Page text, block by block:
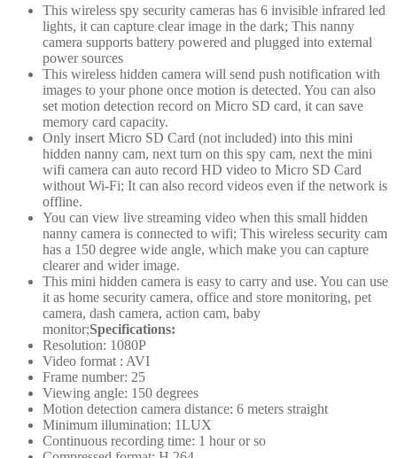
This wireless spy security cameras has 6 invisible infrared led
lights, it can capture clear image in the dark; This nanny
camera supports battery powered and plugged into external
power sources
This wireless hidden camera will send push notification with
images to your phone once motion is detected. You can also
set motion detection record on Micro SD card, it can save
memory card capacity.
Only insert Micro SD Card (not included) into this mini
hidden nanny cam, next turn on this spy cam, next the mini
wifi camera can auto record HD video to Micro SD Card
without Wi-Fi; It can also record videos even if the network is
offline.
You can view live streaming video when this small hidden
nanny camera is connected to wifi; This wireless security cam
has a 150 degree wide angle, which make you can capture
clearer and wider image.
This mini hidden camera is easy to carry and use. You can use
it as home security camera, office and store monitoring, pet
camera, dash camera, action cam, baby
monitor;Specifications:
Resolution: 1080P
Video format : AVI
Frame number: 25
Viewing angle: 150 degrees
Motion detection camera distance: 6 meters straight
Minimum illumination: 1LUX
Continuous recording time: 1 hour or so